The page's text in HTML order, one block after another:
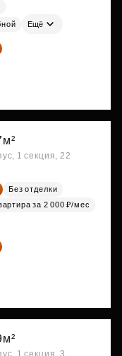
Ещё
1 секция, 22
Без отделки
за 2 000 ₽/мес
1 секция, 3